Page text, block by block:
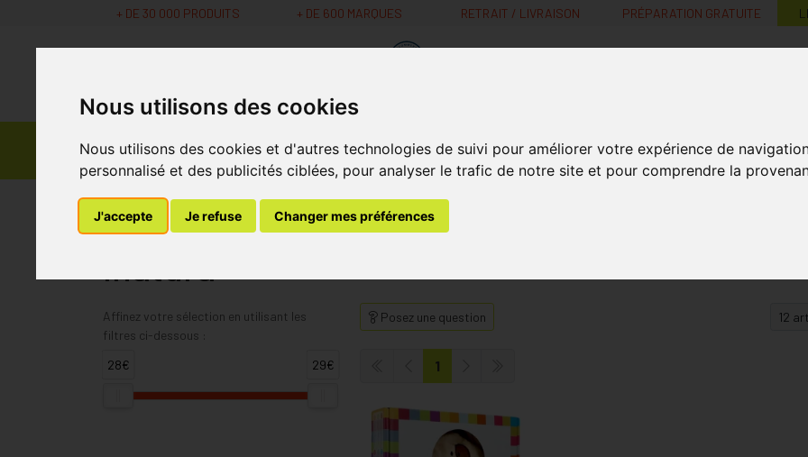
Nous utilisons des cookies
Nous utilisons des cookies et d'autres technologies de suivi pour améliorer votre expérience de
personnalisé et des publicités ciblées, pour analyser le trafic de notre site et pour comprendre la
J'accepte Je refuse Changer mes préférences
+ DE 30 000 PRODUITS + DE 600 MARQUES RETRAIT / LIVRAISON PRÉPARATION GRATUITE
Promos Médicaments
Parapharmacie -
Cosmétiques
Minceur
Nutrition -
Vitamines
Soins Bébé et
Grossesse
Médecines
naturelles
MaPharmacie.be Inatura
Posez une question
1
Affinez votre sélection en utilisant les
filtres ci-dessous :
28€
29€